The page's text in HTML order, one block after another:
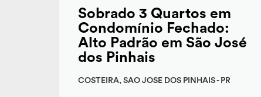
Sobrado 3 Quartos em
Condomínio Fechado:
Alto Padrão em São José
dos Pinhais
COSTEIRA, SAO JOSE DOS PINHAIS - PR